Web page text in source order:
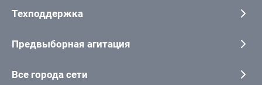
Техподдержка
Предвыборная агитация
Все города сети